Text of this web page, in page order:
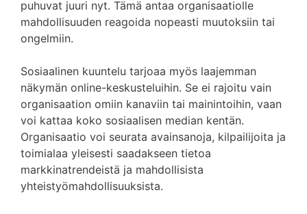
puhuvat juuri nyt. Tämä antaa organisaatiolle
mahdollisuuden reagoida nopeasti muutoksiin tai
ongelmiin.
Sosiaalinen kuuntelu tarjoaa myös laajemman
näkymän online-keskusteluihin. Se ei rajoitu vain
organisaation omiin kanaviin tai mainintoihin, vaan
voi kattaa koko sosiaalisen median kentän.
Organisaatio voi seurata avainsanoja, kilpailijoita ja
toimialaa yleisesti saadakseen tietoa
markkinatrendeistä ja mahdollisista
yhteistyömahdollisuuksista.